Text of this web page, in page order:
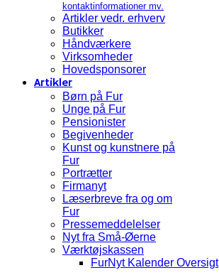
kontaktinformationer mv.
Artikler vedr. erhverv
Butikker
Håndværkere
Virksomheder
Hovedsponsorer
Artikler
Børn på Fur
Unge på Fur
Pensionister
Begivenheder
Kunst og kunstnere på
Fur
Portrætter
Firmanyt
Læserbreve fra og om
Fur
Pressemeddelelser
Nyt fra Små-Øerne
Værktøjskassen
FurNyt Kalender Oversigt